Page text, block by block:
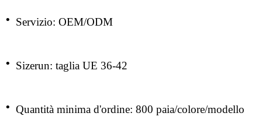
· Servizio: OEM/ODM
· Sizerun: taglia UE 36-42
· Quantità minima d'ordine: 800 paia/colore/modello